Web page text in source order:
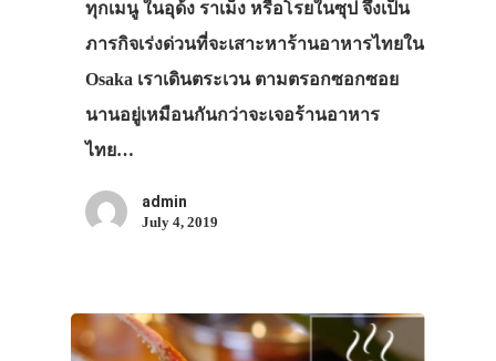
ทุกเมนู ในอุด้ง ราเม็ง หรือโรยในซุป จึงเป็น
ภารกิจเร่งด่วนที่จะเสาะหาร้านอาหารไทยใน
Osaka เราเดินตระเวน ตามตรอกซอกซอย
นานอยู่เหมือนกันกว่าจะเจอร้านอาหาร
ไทย…
admin
July 4, 2019